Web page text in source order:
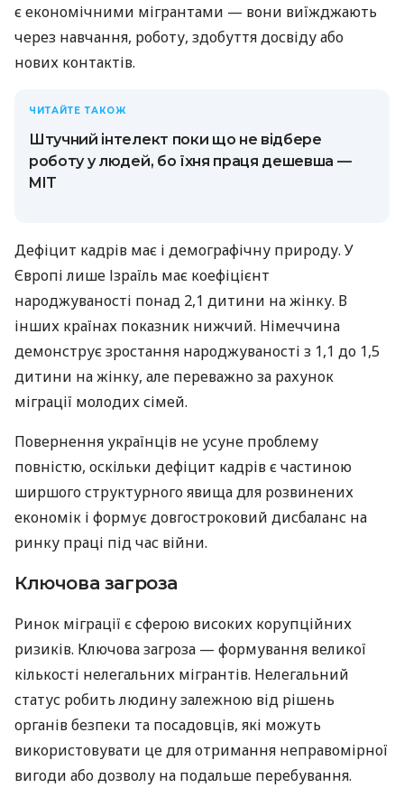
є економічними мігрантами — вони виїжджають
через навчання, роботу, здобуття досвіду або
нових контактів.
ЧИТАЙТЕ ТАКОЖ
Штучний інтелект поки що не відбере
роботу у людей, бо їхня праця дешевша —
MIT
Дефіцит кадрів має і демографічну природу. У
Європі лише Ізраїль має коефіцієнт
народжуваності понад 2,1 дитини на жінку. В
інших країнах показник нижчий. Німеччина
демонструє зростання народжуваності з 1,1 до 1,5
дитини на жінку, але переважно за рахунок
міграції молодих сімей.
Повернення українців не усуне проблему
повністю, оскільки дефіцит кадрів є частиною
ширшого структурного явища для розвинених
економік і формує довгостроковий дисбаланс на
ринку праці під час війни.
Ключова загроза
Ринок міграції є сферою високих корупційних
ризиків. Ключова загроза — формування великої
кількості нелегальних мігрантів. Нелегальний
статус робить людину залежною від рішень
органів безпеки та посадовців, які можуть
використовувати це для отримання неправомірної
вигоди або дозволу на подальше перебування.